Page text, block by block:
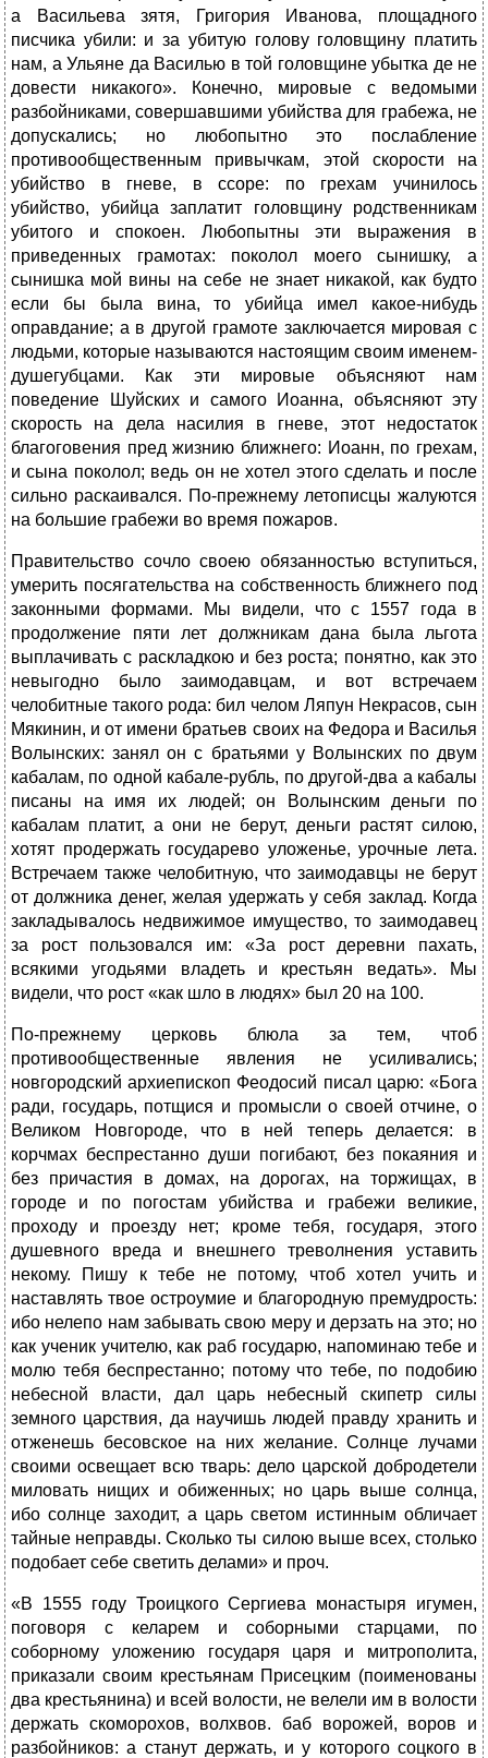
а Васильева зятя, Григория Иванова, площадного
писчика убили: и за убитую голову головщину платить
нам, а Ульяне да Василью в той головщине убытка де не
довести никакого». Конечно, мировые с ведомыми
разбойниками, совершавшими убийства для грабежа, не
допускались; но любопытно это послабление
противообщественным привычкам, этой скорости на
убийство в гневе, в ссоре: по грехам учинилось
убийство, убийца заплатит головщину родственникам
убитого и спокоен. Любопытны эти выражения в
приведенных грамотах: поколол моего сынишку, а
сынишка мой вины на себе не знает никакой, как будто
если бы была вина, то убийца имел какое-нибудь
оправдание; а в другой грамоте заключается мировая с
людьми, которые называются настоящим своим именем-
душегубцами. Как эти мировые объясняют нам
поведение Шуйских и самого Иоанна, объясняют эту
скорость на дела насилия в гневе, этот недостаток
благоговения пред жизнию ближнего: Иоанн, по грехам,
и сына поколол; ведь он не хотел этого сделать и после
сильно раскаивался. По-прежнему летописцы жалуются
на большие грабежи во время пожаров.
Правительство сочло своею обязанностью вступиться,
умерить посягательства на собственность ближнего под
законными формами. Мы видели, что с 1557 года в
продолжение пяти лет должникам дана была льгота
выплачивать с раскладкою и без роста; понятно, как это
невыгодно было заимодавцам, и вот встречаем
челобитные такого рода: бил челом Ляпун Некрасов, сын
Мякинин, и от имени братьев своих на Федора и Василья
Волынских: занял он с братьями у Волынских по двум
кабалам, по одной кабале-рубль, по другой-два а кабалы
писаны на имя их людей; он Волынским деньги по
кабалам платит, а они не берут, деньги растят силою,
хотят продержать государево уложенье, урочные лета.
Встречаем также челобитную, что заимодавцы не берут
от должника денег, желая удержать у себя заклад. Когда
закладывалось недвижимое имущество, то заимодавец
за рост пользовался им: «За рост деревни пахать,
всякими угодьями владеть и крестьян ведать». Мы
видели, что рост «как шло в людях» был 20 на 100.
По-прежнему церковь блюла за тем, чтоб
противообщественные явления не усиливались;
новгородский архиепископ Феодосий писал царю: «Бога
ради, государь, потщися и промысли о своей отчине, о
Великом Новгороде, что в ней теперь делается: в
корчмах беспрестанно души погибают, без покаяния и
без причастия в домах, на дорогах, на торжищах, в
городе и по погостам убийства и грабежи великие,
проходу и проезду нет; кроме тебя, государя, этого
душевного вреда и внешнего треволнения уставить
некому. Пишу к тебе не потому, чтоб хотел учить и
наставлять твое остроумие и благородную премудрость:
ибо нелепо нам забывать свою меру и дерзать на это; но
как ученик учителю, как раб государю, напоминаю тебе и
молю тебя беспрестанно; потому что тебе, по подобию
небесной власти, дал царь небесный скипетр силы
земного царствия, да научишь людей правду хранить и
отженешь бесовское на них желание. Солнце лучами
своими освещает всю тварь: дело царской добродетели
миловать нищих и обиженных; но царь выше солнца,
ибо солнце заходит, а царь светом истинным обличает
тайные неправды. Сколько ты силою выше всех, столько
подобает себе светить делами» и проч.
«В 1555 году Троицкого Сергиева монастыря игумен,
поговоря с келарем и соборными старцами, по
соборному уложению государя царя и митрополита,
приказали своим крестьянам Присецким (поименованы
два крестьянина) и всей волости, не велели им в волости
держать скоморохов, волхвов. баб ворожей, воров и
разбойников: а станут держать, и у которого соцкого в